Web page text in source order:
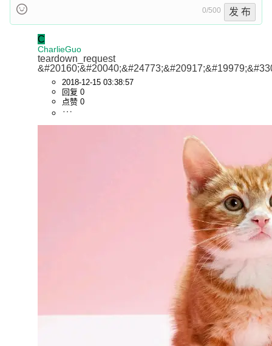
0/500 发 布
C
CharlieGuo
teardown_request
2018-12-15 03:38:57
回复 0
点赞 0